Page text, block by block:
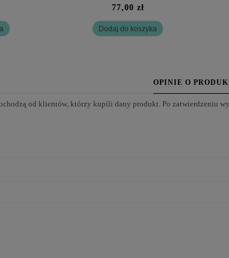
77,00 zł
Dodaj do koszyka
OPINIE O
od klientów, którzy kupili dany produkt. Po zatwierdzeniu